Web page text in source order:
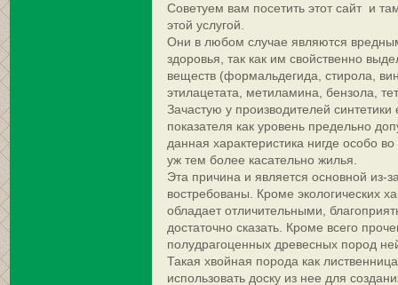
Советуем вам посетить этот сайт и
этой услугой.
Они в любом случае являются
здоровья, так как им свойственно
веществ (формальдегида, стирола,
этилацетата, метиламина, бензола,
Зачастую у производителей синтетики
показателя как уровень предельно
данная характеристика нигде особо
уж тем более касательно жилья.
Эта причина и является основной из-
востребованы. Кроме экологических
обладает отличительными,
достаточно сказать. Кроме всего
полудрагоценных древесных пород
Такая хвойная порода как
использовать доску из нее для